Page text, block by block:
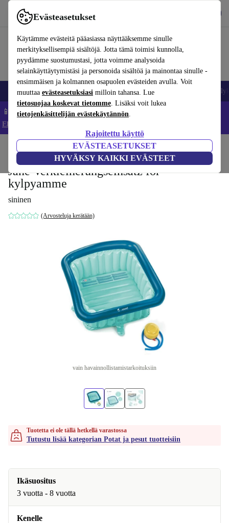
Evästeasetukset
Käytämme evästeitä pääasiassa näyttääksemme sinulle
merkityksellisempiä sisältöjä. Jotta tämä toimisi kunnolla,
pyydämme suostumustasi, jotta voimme analysoida
selainkäyttäytymistäsi ja personoida sisältöä ja mainontaa sinulle -
ensimmäisen ja kolmannen osapuolen evästeiden avulla. Voit
muuttaa evästeasetuksiasi milloin tahansa. Lue
tietosuojaa koskevat tietomme. Lisäksi voit lukea
tietojenkäsittelijän evästekäytännön.
Rajoitettu käyttö
EVÄSTEASETUKSET
HYVÄKSY KAIKKI EVÄSTEET
Käytä refurbed-palvelua nopeasti ja helposti
Matkapuhelimet ja älypuhelimet Kannettavat tietokoneet
📱 Säästä 5 % LISÄÄ iPhoneista – Koodi: IPHONEDEAL –
Ehdot ja säännöt
Potat ja pesut
Jané Verkleinerungseinsatz for
kylpyamme
sininen
(Arvosteluja kerätään)
vain havainnollistamistarkoituksiin
Tuotetta ei ole tällä hetkellä varastossa
Tutustu lisää kategorian Potat ja pesut tuotteisiin
Ikäsuositus
3 vuotta - 8 vuotta
Kenelle